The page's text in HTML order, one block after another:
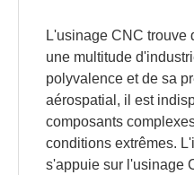
L'usinage CNC trouve
une multitude
polyvalence et de sa
aérospatial, il est
composants
conditions extrêmes.
s'appuie sur l'usinage